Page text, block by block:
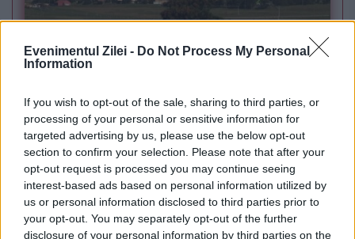
Evenimentul Zilei - Do Not Process My Personal
Information
If you wish to opt-out of the sale, sharing to third parties, or
processing of your personal or sensitive information for
targeted advertising by us, please use the below opt-out
section to confirm your selection. Please note that after your
opt-out request is processed you may continue seeing
interest-based ads based on personal information utilized by
us or personal information disclosed to third parties prior to
your opt-out. You may separately opt-out of the further
disclosure of your personal information by third parties on the
PSD cere activarea mecanismului european
de urgență pentru energie și susține
menținerea centralelor pe cărbune. Critici la
adresa lui Bolojan